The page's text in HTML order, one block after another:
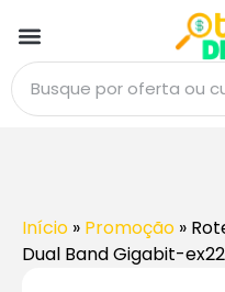
Início » Promoção »
Dual Band Gigabit-